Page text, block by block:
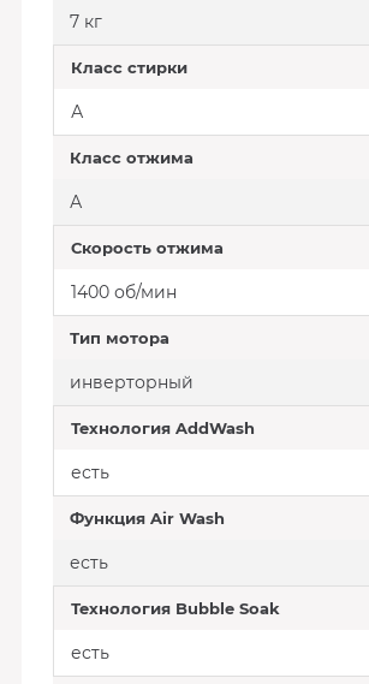
7 кг
Класс стирки
А
Класс отжима
А
Скорость отжима
1400 об/мин
Тип мотора
инверторный
Технология AddWash
есть
Функция Air Wash
есть
Технология Bubble Soak
есть